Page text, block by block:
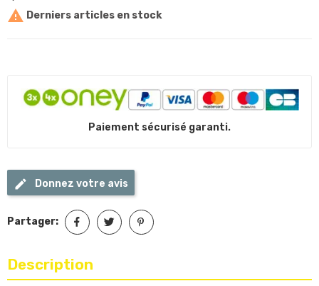
 Derniers articles en stock
Paiement sécurisé garanti.
Donnez votre avis
Partager:
Description